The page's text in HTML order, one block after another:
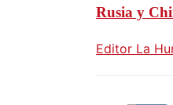
Rusia y
Editor La